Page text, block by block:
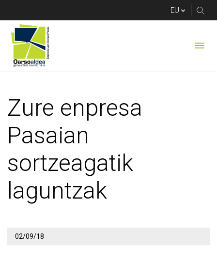
Zure enpresa
Pasaian
sortzeagatik
laguntzak
02/09/18